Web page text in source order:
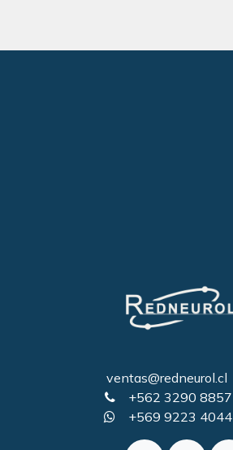
ventas@redneurol.cl
+562 3290 8857
+569 9223 4044